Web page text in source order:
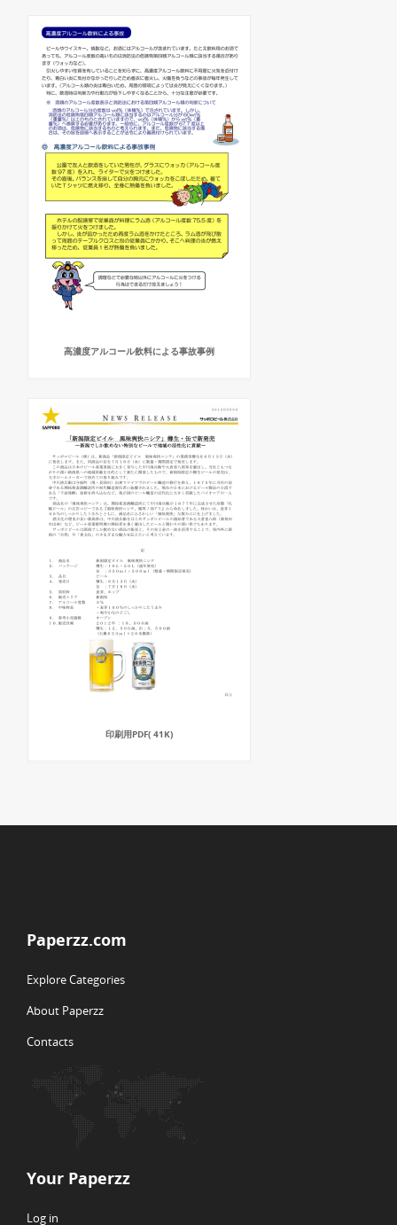
高濃度アルコール飲料による事故事例
印刷用PDF( 41K)
Paperzz.com
Explore Categories
About Paperzz
Contacts
Your Paperzz
Log in